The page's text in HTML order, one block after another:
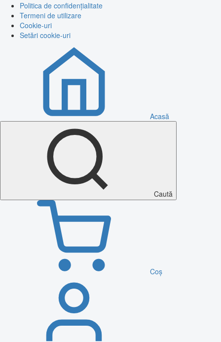
Politica de confidențialitate
Termeni de utilizare
Cookie-uri
Setări cookie-uri
Acasă
Caută
Coș